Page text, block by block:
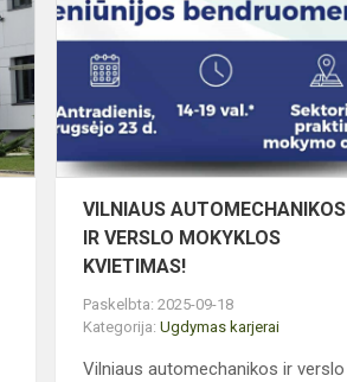
KLASIŲ
MOKINIŲ
APSILANKYMAS
VILNIAUS
AUTOMECHANIKOS
IR...
VILNIAUS AUTOMECHANIKOS
IR VERSLO MOKYKLOS
KVIETIMAS!
Paskelbta: 2025-09-18
Kategorija:Ugdymas karjerai
Vilniaus automechanikos ir verslo